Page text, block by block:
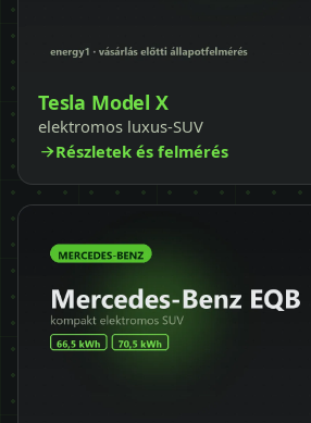
Tesla Model X
elektromos luxus-SUV
Részletek és felmérés